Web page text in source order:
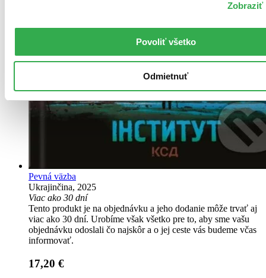
Zobraziť
Povoliť všetko
Odmietnuť
Pevná väzba
Ukrajinčina, 2025
Viac ako 30 dní
Tento produkt je na objednávku a jeho dodanie môže trvať aj
viac ako 30 dní. Urobíme však všetko pre to, aby sme vašu
objednávku odoslali čo najskôr a o jej ceste vás budeme včas
informovať.
17,20 €